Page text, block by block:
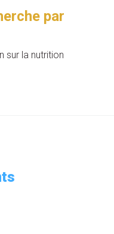
par
sur la nutrition